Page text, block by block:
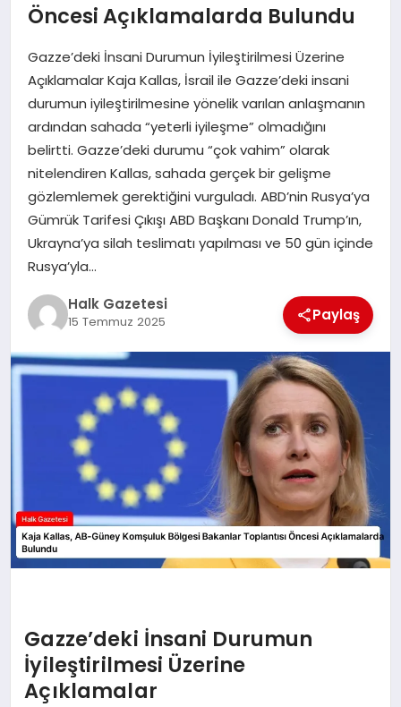
MAGAZIN
SAĞLIK
SIYASET
SPOR
TEKNOLOJI
Öncesi Açıklamalarda Bulundu
Gazze’deki İnsani Durumun İyileştirilmesi Üzerine
Açıklamalar Kaja Kallas, İsrail ile Gazze’deki insani
durumun iyileştirilmesine yönelik varılan anlaşmanın
ardından sahada “yeterli iyileşme” olmadığını
belirtti. Gazze’deki durumu “çok vahim” olarak
nitelendiren Kallas, sahada gerçek bir gelişme
gözlemlemek gerektiğini vurguladı. ABD’nin Rusya’ya
Gümrük Tarifesi Çıkışı ABD Başkanı Donald Trump’ın,
Ukrayna’ya silah teslimatı yapılması ve 50 gün içinde
Rusya’yla…
Halk Gazetesi
15 Temmuz 2025 Paylaş
Gazze’deki İnsani Durumun
İyileştirilmesi Üzerine
Açıklamalar